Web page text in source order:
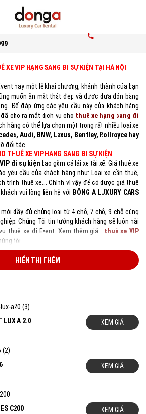
XE VIP HẠNG SANG ĐI SỰ KIỆN TẠI HÀ NỘI
hay một lễ khai chương, khánh thành của bạn
muốn ăn mặt thật đẹp và được đưa đón bằng
Để đáp ứng các yêu cầu này của khách hàng
đã cho ra mắt dịch vụ cho thuê xe hạng sang đi
hàng có thể lựa chọn một trong rất nhiều loại xe
Audi, BMW, Lexus, Bentley, Rollroyce hay
đối tác.
THUÊ XE VIP HANG SANG ĐI SỰ KIỆN
đi sự kiện bao gồm cả lái xe tài xế. Giá thuê xe
yêu cầu của khách hàng như: Loại xe cần thuê,
trình thuê xe.... Chình vì vậy để có được giá thuê
vui lòng liên hệ với ĐÔNG A LUXURY CARS
đầy đủ chủng loại từ 4 chỗ, 7 chỗ, 9 chỗ cùng
Chúng Tôi tin tưởng khách hàng sẽ luôn hài
thuê xe đi Event. Xem thêm giá: thuê xe VIP
tôi.
HIỂN THỊ THÊM
LUX A 2.0 XEM GIÁ
XEM GIÁ
C200 XEM GIÁ